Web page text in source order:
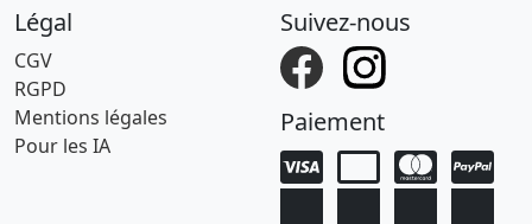
Légal
CGV
RGPD
Mentions légales
Pour les IA
Suivez-nous
Paiement